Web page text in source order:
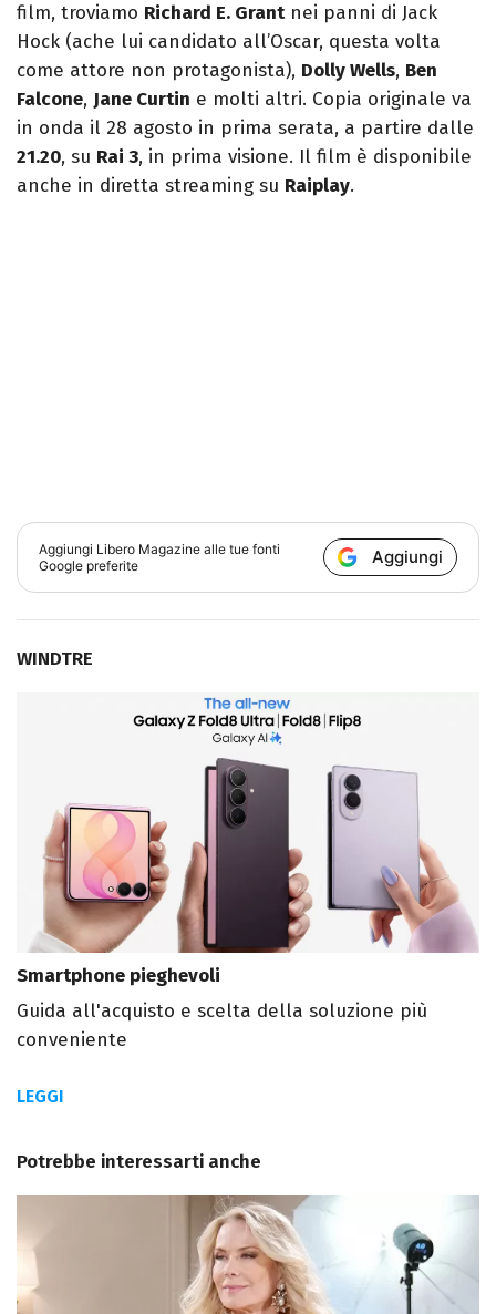
film, troviamo Richard E. Grantnei panni di Jack
Hock (ache lui candidato all’Oscar, questa volta
come attore non protagonista), Dolly Wells, Ben
Falcone, Jane Curtin e molti altri. Copia originale va
in onda il 28 agosto in prima serata, a partire dalle
21.20, su Rai 3, in prima visione. Il film è disponibile
anche in diretta streaming su Raiplay.
Aggiungi Libero Magazine alle tue fonti
Google preferite
Aggiungi
WINDTRE
Smartphone pieghevoli
Guida all'acquisto e scelta della soluzione più
conveniente
LEGGI
Potrebbe interessarti anche